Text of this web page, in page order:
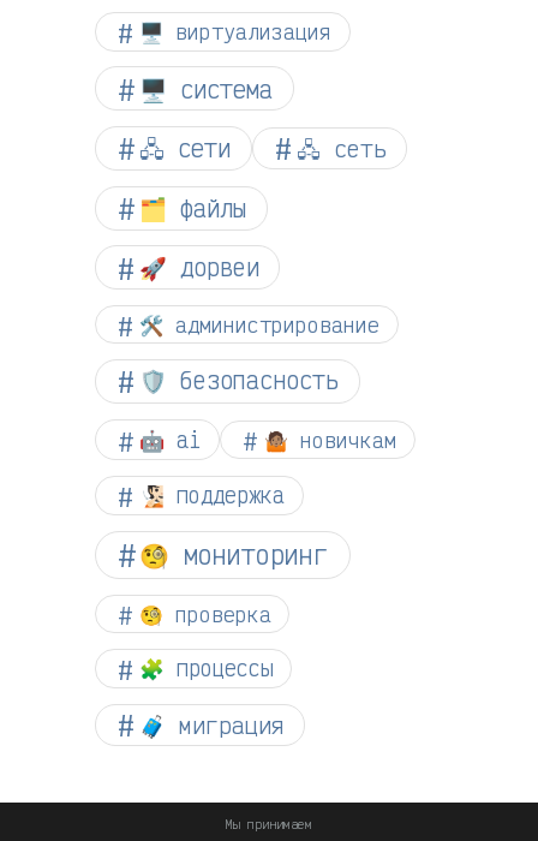
🖥️ виртуализация
🖥️ система
🖧 сети
🖧 сеть
🗂️ файлы
🚀 дорвеи
🛠️ администрирование
🛡️ безопасность
🤖 ai 🤷🏽 новичкам
🧏🏻 поддержка
🧐 мониторинг
🧐 проверка
🧩 процессы
🧳 миграция
Мы принимаем